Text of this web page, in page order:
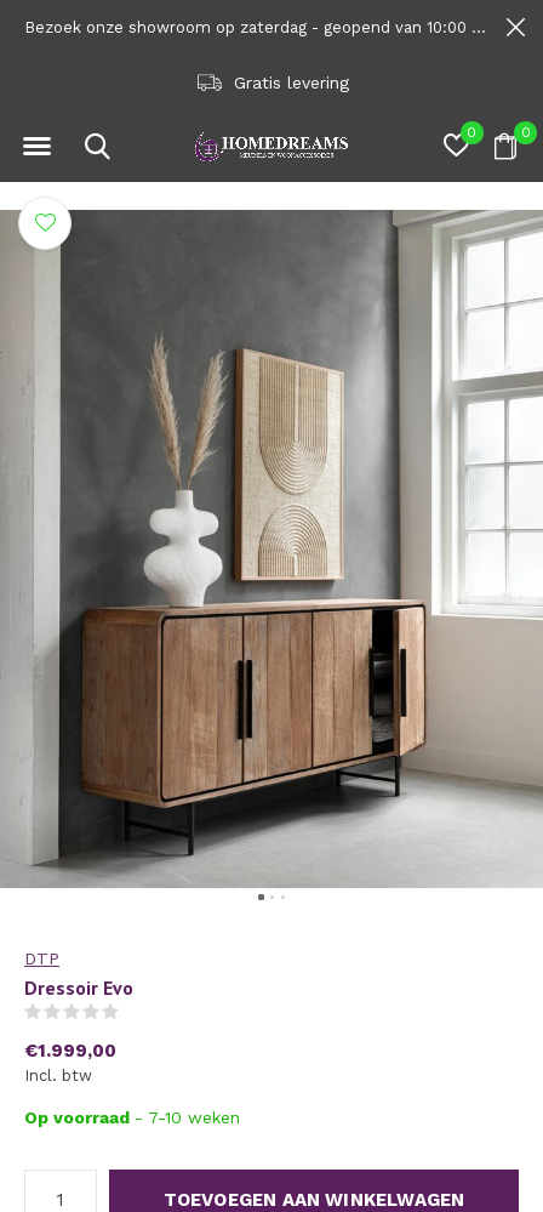
0 0
Gratis levering
Bezoek onze showroom op zaterdag - geopend van 10:00 tot 1600
DTP
Dressoir Evo
€1.999,00
Incl. btw
Op voorraad - 7-10 weken
TOEVOEGEN AAN WINKELWAGEN